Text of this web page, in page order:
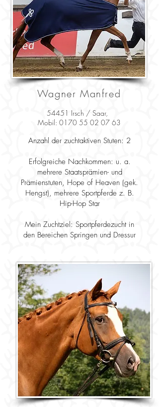
Wagner Manfred
54451 Irsch / Saar,
Mobil: 0170 55 02 07 63
Anzahl der zuchtaktiven Stuten: 2
Erfolgreiche Nachkommen: u. a.
mehrere Staatsprämien- und
Prämienstuten, Hope of Heaven (gek.
Hengst), mehrere Sportpferde z. B.
Hip-Hop Star
Mein Zuchtziel: Sportpferdezucht in
den Bereichen Springen und Dressur